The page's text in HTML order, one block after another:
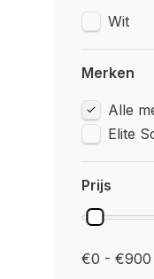
Wit
Merken
Alle
Elite
Prijs
€0 - €900